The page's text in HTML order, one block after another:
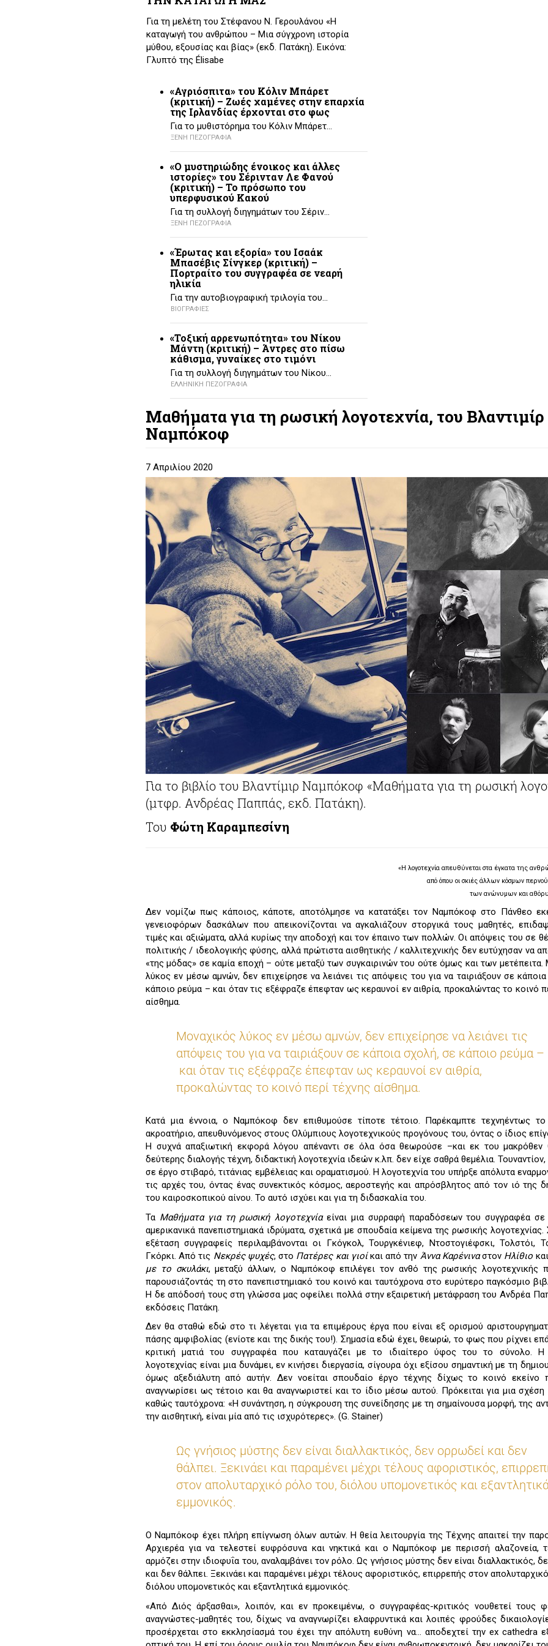
Για τη μελέτη του Στέφανου Ν. Γερουλάνου «Η
καταγωγή του ανθρώπου – Μια σύγχρονη ιστορία
μύθου, εξουσίας και βίας» (εκδ. Πατάκη). Εικόνα:
Γλυπτό της Élisabe
«Αγριόσπιτα» του Κόλιν Μπάρετ
(κριτική) – Ζωές χαμένες στην επαρχία
της Ιρλανδίας έρχονται στο φως
Για το μυθιστόρημα του Κόλιν Μπάρετ…
ΞΕΝΗ ΠΕΖΟΓΡΑΦΙΑ
«Ο μυστηριώδης ένοικος και άλλες
ιστορίες» του Σέρινταν Λε Φανού
(κριτική) – Το πρόσωπο του
υπερφυσικού Κακού
Για τη συλλογή διηγημάτων του Σέριν…
ΞΕΝΗ ΠΕΖΟΓΡΑΦΙΑ
«Έρωτας και εξορία» του Ισαάκ
Μπασέβις Σίνγκερ (κριτική) –
Πορτραίτο του συγγραφέα σε νεαρή
ηλικία
Για την αυτοβιογραφική τριλογία του…
ΒΙΟΓΡΑΦΙΕΣ
«Τοξική αρρενωπότητα» του Νίκου
Μάντη (κριτική) – Άντρες στο πίσω
κάθισμα, γυναίκες στο τιμόνι
Για τη συλλογή διηγημάτων του Νίκου…
ΕΛΛΗΝΙΚΗ ΠΕΖΟΓΡΑΦΙΑ
Μαθήματα για τη ρωσική λογοτεχνία, του Βλαντιμίρ
Ναμπόκοφ
7 Απριλίου 2020
Για το βιβλίο του Βλαντίμιρ Ναμπόκοφ «Μαθήματα για τη ρωσική
(μτφρ. Ανδρέας Παππάς, εκδ. Πατάκη).
Του Φώτη Καραμπεσίνη
«Η λογοτεχνία απευθύνεται στα έγκατα της
από όπου οι σκιές άλλων κόσμων
των ανώνυμων και
Δεν νομίζω πως κάποιος, κάποτε, αποτόλμησε να κατατάξει τον Ναμπόκοφ στο Πάνθεο
γενειοφόρων δασκάλων που απεικονίζονται να αγκαλιάζουν στοργικά τους μαθητές,
τιμές και αξιώματα, αλλά κυρίως την αποδοχή και τον έπαινο των πολλών. Οι απόψεις του σε
πολιτικής / ιδεολογικής φύσης, αλλά πρώτιστα αισθητικής / καλλιτεχνικής δεν ευτύχησαν να
«της μόδας» σε καμία εποχή – ούτε μεταξύ των συγκαιρινών του ούτε όμως και των μετέπειτα.
λύκος εν μέσω αμνών, δεν επιχείρησε να λειάνει τις απόψεις του για να ταιριάξουν σε
κάποιο ρεύμα – και όταν τις εξέφραζε έπεφταν ως κεραυνοί εν αιθρία, προκαλώντας το κοινό
αίσθημα.
Μοναχικός λύκος εν μέσω αμνών, δεν επιχείρησε να λειάνει τις
απόψεις του για να ταιριάξουν σε κάποια σχολή, σε κάποιο ρεύμα –
και όταν τις εξέφραζε έπεφταν ως κεραυνοί εν αιθρία,
προκαλώντας το κοινό περί τέχνης αίσθημα.
Κατά μια έννοια, ο Ναμπόκοφ δεν επιθυμούσε τίποτε τέτοιο. Παρέκαμπτε τεχνηέντως
ακροατήριο, απευθυνόμενος στους Ολύμπιους λογοτεχνικούς προγόνους του, όντας ο ίδιος
Η συχνά απαξιωτική εκφορά λόγου απέναντι σε όλα όσα θεωρούσε –και εκ του μακρόθεν
δεύτερης διαλογής τέχνη, διδακτική λογοτεχνία ιδεών κ.λπ. δεν είχε σαθρά θεμέλια.
σε έργο στιβαρό, τιτάνιας εμβέλειας και οραματισμού. Η λογοτεχνία του υπήρξε απόλυτα
τις αρχές του, όντας ένας συνεκτικός κόσμος, αεροστεγής και απρόσβλητος από τον ιό της
του καιροσκοπικού αίνου. Το αυτό ισχύει και για τη διδασκαλία του.
Τα Μαθήματα για τη ρωσική λογοτεχνίαείναι μια συρραφή παραδόσεων του συγγραφέα σε
αμερικανικά πανεπιστημιακά ιδρύματα, σχετικά με σπουδαία κείμενα της ρωσικής
εξέταση συγγραφείς περιλαμβάνονται οι Γκόγκολ, Τουργκένιεφ, Ντοστογιέφσκι, Τολστόι,
Γκόρκι. Από τις Νεκρές ψυχές, στο Πατέρες και γιοίκαι από την Άννα Καρένιναστον Ηλίθιο
με το σκυλάκι, μεταξύ άλλων, ο Ναμπόκοφ επιλέγει τον ανθό της ρωσικής λογοτεχνικής
παρουσιάζοντάς τη στο πανεπιστημιακό του κοινό και ταυτόχρονα στο ευρύτερο παγκόσμιο
Η δε απόδοσή τους στη γλώσσα μας οφείλει πολλά στην εξαιρετική μετάφραση του Ανδρέα
εκδόσεις Πατάκη.
Δεν θα σταθώ εδώ στο τι λέγεται για τα επιμέρους έργα που είναι εξ ορισμού
πάσης αμφιβολίας (ενίοτε και της δικής του!). Σημασία εδώ έχει, θεωρώ, το φως που ρίχνει
κριτική ματιά του συγγραφέα που καταυγάζει με το ιδιαίτερο ύφος του το σύνολο. Η
λογοτεχνίας είναι μια δυνάμει, εν κινήσει διεργασία, σίγουρα όχι εξίσου σημαντική με τη
όμως αξεδιάλυτη από αυτήν. Δεν νοείται σπουδαίο έργο τέχνης δίχως το κοινό εκείνο
αναγνωρίσει ως τέτοιο και θα αναγνωριστεί και το ίδιο μέσω αυτού. Πρόκειται για μια σχέση
καθώς ταυτόχρονα: «Η συνάντηση, η σύγκρουση της συνείδησης με τη σημαίνουσα μορφή, της
την αισθητική, είναι μία από τις ισχυρότερες». (G. Stainer)
Ως γνήσιος μύστης δεν είναι διαλλακτικός, δεν ορρωδεί και δεν
θάλπει. Ξεκινάει και παραμένει μέχρι τέλους αφοριστικός,
στον απολυταρχικό ρόλο του, διόλου υπομονετικός και
εμμονικός.
Ο Ναμπόκοφ έχει πλήρη επίγνωση όλων αυτών. Η θεία λειτουργία της Τέχνης απαιτεί την
Αρχιερέα για να τελεστεί ευφρόσυνα και νηκτικά και ο Ναμπόκοφ με περισσή αλαζονεία,
αρμόζει στην ιδιοφυΐα του, αναλαμβάνει τον ρόλο. Ως γνήσιος μύστης δεν είναι διαλλακτικός,
και δεν θάλπει. Ξεκινάει και παραμένει μέχρι τέλους αφοριστικός, επιρρεπής στον
διόλου υπομονετικός και εξαντλητικά εμμονικός.
«Από Διός άρξασθαι», λοιπόν, και εν προκειμένω, ο συγγραφέας-κριτικός νουθετεί τους
αναγνώστες-μαθητές του, δίχως να αναγνωρίζει ελαφρυντικά και λοιπές φρούδες
προσέρχεται στο εκκλησίασμά του έχει την απόλυτη ευθύνη να… αποδεχτεί την ex cathedra